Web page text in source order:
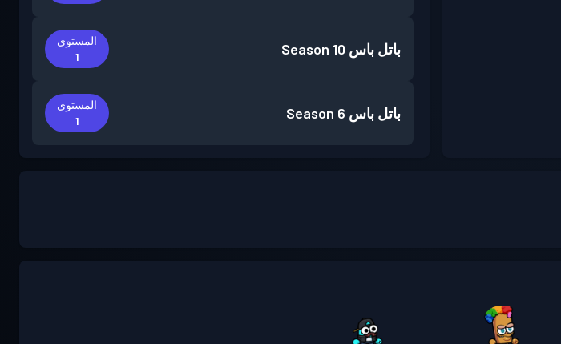
باتل باس Season 10
المستوى
1
باتل باس Season 6
المستوى
1